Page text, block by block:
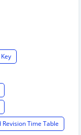
Revision Time Table